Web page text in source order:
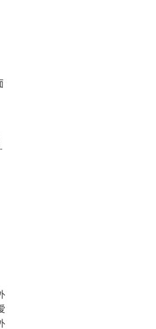
翻唱：洛天依 调教:某科学
于网络